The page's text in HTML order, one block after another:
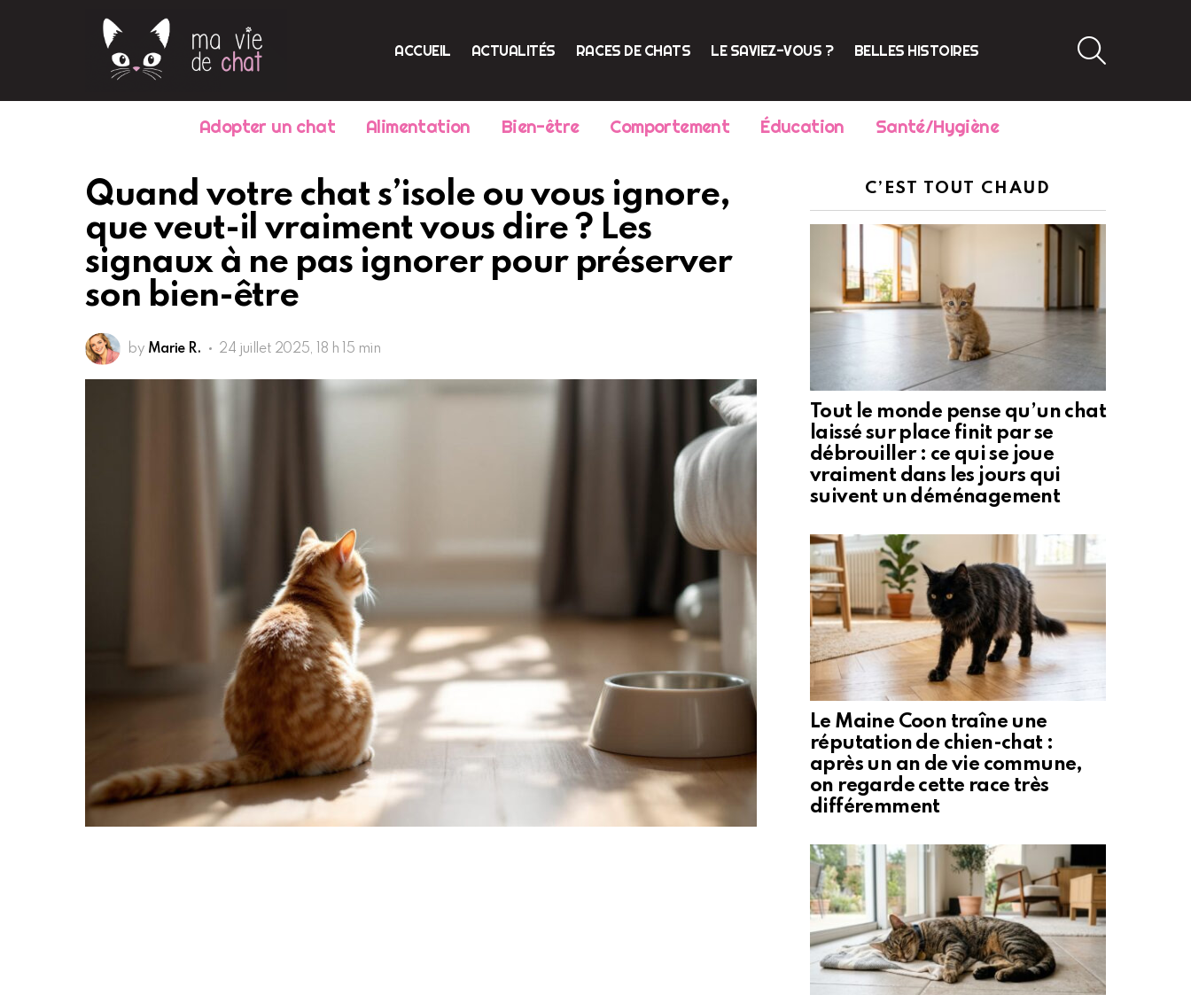
ACCUEIL ACTUALITÉS RACES DE CHATS LE SAVIEZ-VOUS ? BELLES HISTOIRES
Adopter un chat Alimentation Bien-être Comportement Éducation Santé/Hygiène
Quand votre chat s’isole ou vous ignore,
que veut-il vraiment vous dire ? Les
signaux à ne pas ignorer pour préserver
son bien-être
by Marie R. 24 juillet 2025, 18 h 15 min
C’EST TOUT CHAUD
Tout le monde pense qu’un chat
laissé sur place finit par se
débrouiller : ce qui se joue
vraiment dans les jours qui
suivent un déménagement
Le Maine Coon traîne une
réputation de chien-chat :
après un an de vie commune,
on regarde cette race très
différemment